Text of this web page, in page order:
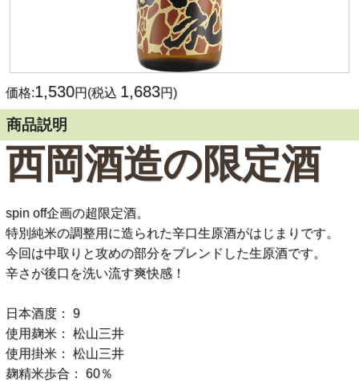
価格:1,530円(税込 1,683円)
商品説明
西岡酒造の限定酒
spin off企画の超限定酒。
特別純米の調整用に造られた辛口生原酒がはじまりです。
今回は中取りと攻めの部分をブレンドした生原酒です。
辛さが後口を洗い流す爽快感！
日本酒度： 9
使用麹米： 松山三井
使用掛米： 松山三井
麹精米歩合： 60％